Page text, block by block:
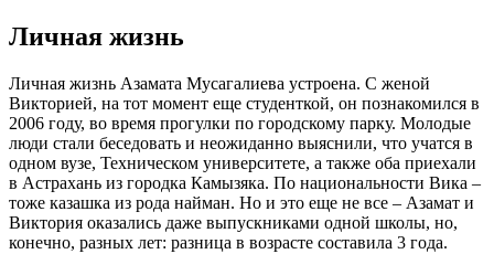
Личная жизнь
Личная жизнь Азамата Мусагалиева устроена. С женой
Викторией, на тот момент еще студенткой, он познакомился в
2006 году, во время прогулки по городскому парку. Молодые
люди стали беседовать и неожиданно выяснили, что учатся в
одном вузе, Техническом университете, а также оба приехали
в Астрахань из городка Камызяка. По национальности Вика –
тоже казашка из рода найман. Но и это еще не все – Азамат и
Виктория оказались даже выпускниками одной школы, но,
конечно, разных лет: разница в возрасте составила 3 года.